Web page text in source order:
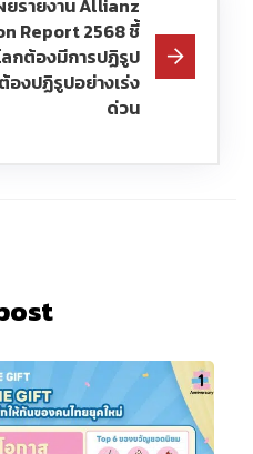
Report 2568 ชี้
กต้องมีการปฏิรูป
องปฏิรูปอย่างเร่ง
ด่วน